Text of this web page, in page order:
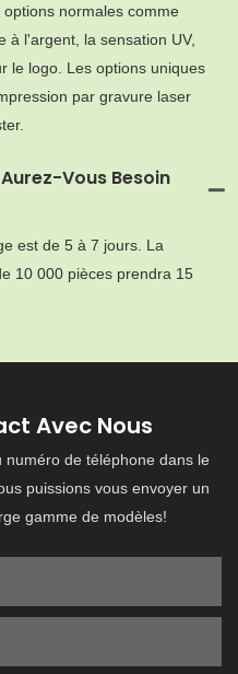
normales comme
à l'argent, la sensation UV,
le logo. Les options uniques
par gravure laser
Vous Besoin
est de 5 à 7 jours. La
10 000 pièces prendra 15
Avec Nous
de téléphone dans le
puissions vous envoyer un
gamme de modèles!